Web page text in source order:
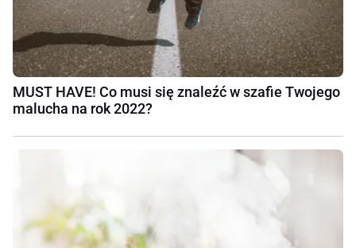
MUST HAVE! Co musi się znaleźć w szafie Twojego
malucha na rok 2022?